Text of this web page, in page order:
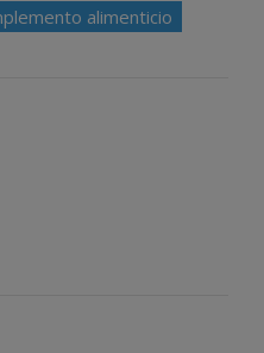
alimenticio